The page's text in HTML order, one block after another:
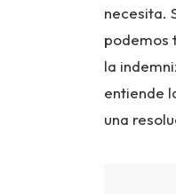
necesita.
podemos
la
entiende
una